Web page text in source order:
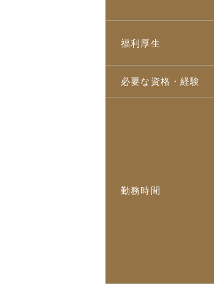
福利厚生
必要な資格・経験
勤務時間